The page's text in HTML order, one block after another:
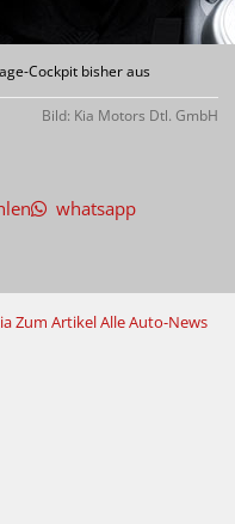
Cockpit bisher aus
Bild: Kia Motors Dtl. GmbH
whatsapp
Zum ArtikelAlle Auto-News